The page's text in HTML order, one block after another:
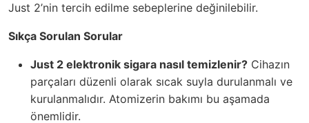
Just 2’nin tercih edilme sebeplerine değinilebilir.
Sıkça Sorulan Sorular
Just 2 elektronik sigara nasıl temizlenir? Cihazın
parçaları düzenli olarak sıcak suyla durulanmalı ve
kurulanmalıdır. Atomizerin bakımı bu aşamada
önemlidir.